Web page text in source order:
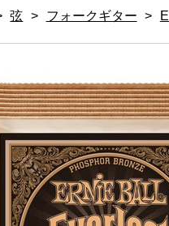
弦 > フォークギター >